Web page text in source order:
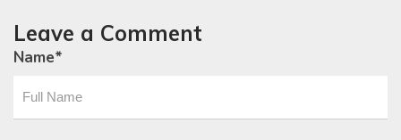
Leave a Comment
Name*